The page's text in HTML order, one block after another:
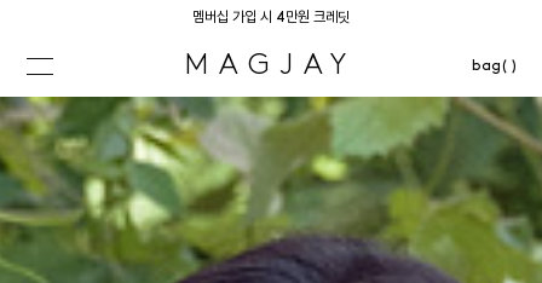
멤버십 가입 시 4만원 크레딧
MAGJAY bag( )